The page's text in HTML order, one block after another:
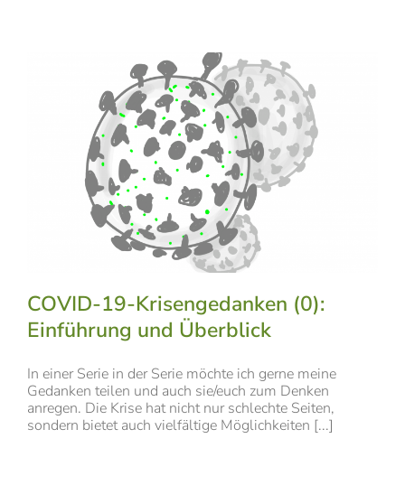
COVID-19-Krisengedanken (0):
Einführung und Überblick
In einer Serie in der Serie möchte ich gerne meine
Gedanken teilen und auch sie/euch zum Denken
anregen. Die Krise hat nicht nur schlechte Seiten,
sondern bietet auch vielfältige Möglichkeiten [...]